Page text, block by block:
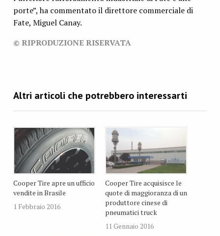
porte”, ha commentato il direttore commerciale di
Fate, Miguel Canay.
© RIPRODUZIONE RISERVATA
Cooper Tire apre un ufficio
vendite in Brasile
1 Febbraio 2016
Cooper Tire acquisisce le
quote di maggioranza di un
produttore cinese di
pneumatici truck
11 Gennaio 2016